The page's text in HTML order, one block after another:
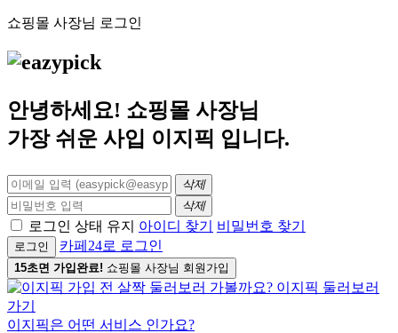
쇼핑몰 사장님 로그인
안녕하세요! 쇼핑몰 사장님
가장 쉬운 사입 이지픽 입니다.
삭제
삭제
로그인 상태 유지 아이디 찾기 비밀번호 찾기
로그인 카페24로 로그인
15초면 가입완료! 쇼핑몰 사장님 회원가입
이지픽은 어떤 서비스 인가요?